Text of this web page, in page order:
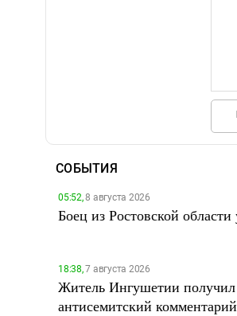
СОБЫТИЯ
05:52,8 августа 2026
Боец из Ростовской
18:38,7 августа 2026
Житель Ингушетии получил
антисемитский комментарий